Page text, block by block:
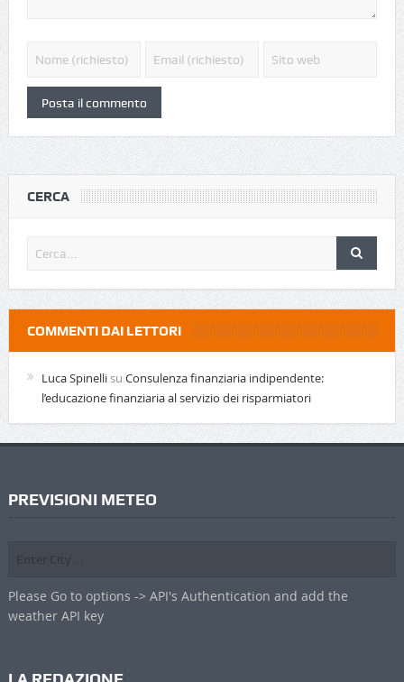
CERCA
COMMENTI DAI LETTORI
Luca Spinellisu Consulenza finanziaria indipendente:
l’educazione finanziaria al servizio dei risparmiatori
PREVISIONI METEO
Please Go to options -> API's Authentication and add the
weather API key